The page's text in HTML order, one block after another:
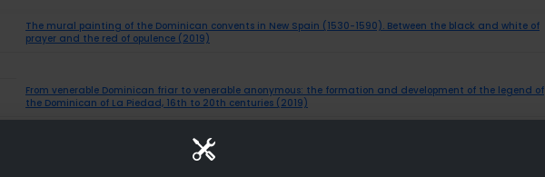
The mural painting of the Dominican convents in New Spain (1530-1590). Between the black and white of
prayer and the red of opulence (2019)
From venerable Dominican friar to venerable anonymous: the formation and development of the legend of
the Dominican of La Piedad, 16th to 20th centuries (2019)
San Jacinto of Poland in Spanish America (2019)